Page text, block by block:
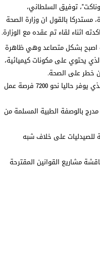
توفيق السلطاني،
مستدركا بالقول ان وزارة الصحة
اثناء لقاء تم عقده مع الوزارة.
اصبح بشكل متصاعد وهي ظاهرة
يحتوي على مكونات كيميائية،
خطر على الصحة.
كما دعا الى تنظيم القطاع عبر احداث مراكز تكوين موجهة للعاملين بالقطاع الذي يوفر حاليا نحو 7200 فرصة عمل
مدرج بالوصفة الطبية المسلمة من
للصيدليات على خلاف شبه
مشاريع القوانين المقترحة